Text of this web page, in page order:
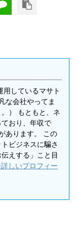
用しているマサト
な会社やってま
） もともと、ネ
おり、年収で
あります。 この
ビジネスに騙さ
えする」こと目
しいプロフィー